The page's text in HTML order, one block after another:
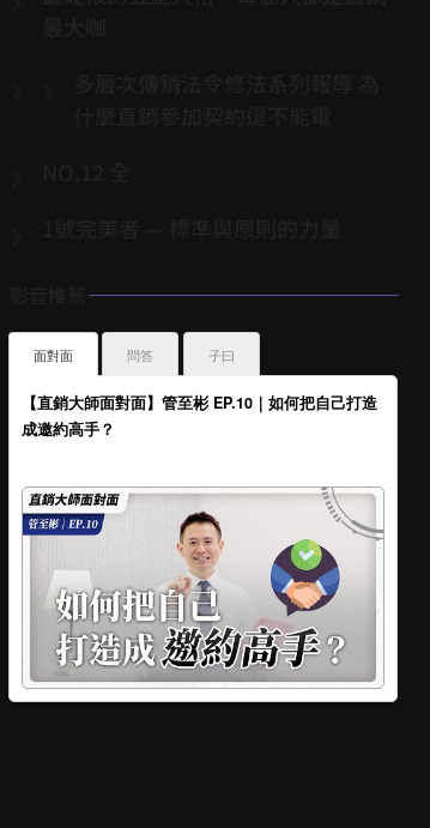
面對面
【直銷大師面對面】管至彬 EP.10｜如何把自己打造
成邀約高手？
問答 子曰